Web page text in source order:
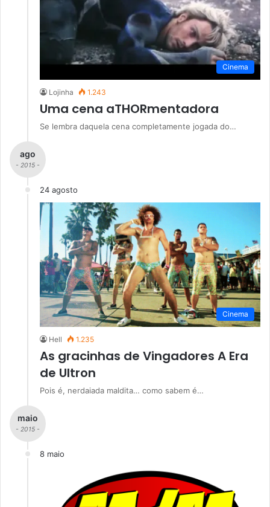
Cinema
Lojinha 1.243
Uma cena aTHORmentadora
Se lembra daquela cena completamente jogada do…
ago
- 2015 -
24 agosto
Cinema
Hell 1.235
As gracinhas de Vingadores A Era
de Ultron
Pois é, nerdaiada maldita… como sabem é…
maio
- 2015 -
8 maio